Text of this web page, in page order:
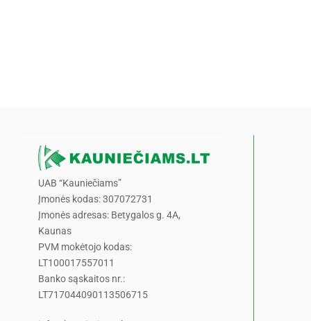
UAB “Kauniečiams”
Įmonės kodas: 307072731
Įmonės adresas: Betygalos g. 4A,
Kaunas
PVM mokėtojo kodas:
LT100017557011
Banko sąskaitos nr.:
LT717044090113506715